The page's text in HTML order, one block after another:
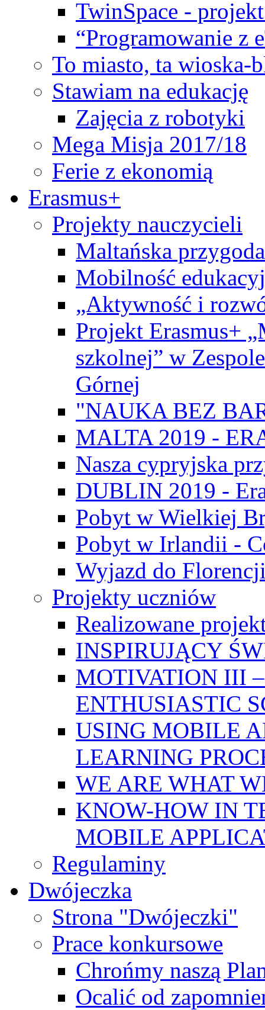
TwinSpace -
“Programowanie z
To miasto, ta wioska-
Stawiam na edukację
Zajęcia z robotyki
Mega Misja 2017/18
Ferie z ekonomią
Erasmus+
Projekty nauczycieli
Maltańska
Mobilność
„Aktywność i
Projekt Erasmus+
szkolnej” w
Górnej
"NAUKA BEZ
MALTA 2019 -
Nasza cypryjska
DUBLIN 2019 -
Pobyt w Wielkiej
Pobyt w Irlandii -
Wyjazd do
Projekty uczniów
Realizowane
INSPIRUJĄCY
MOTIVATION III
ENTHUSIASTIC
USING MOBILE
LEARNING
WE ARE WHAT
KNOW-HOW IN
MOBILE
Regulaminy
Dwójeczka
Strona "Dwójeczki"
Prace konkursowe
Chrońmy naszą
Ocalić od